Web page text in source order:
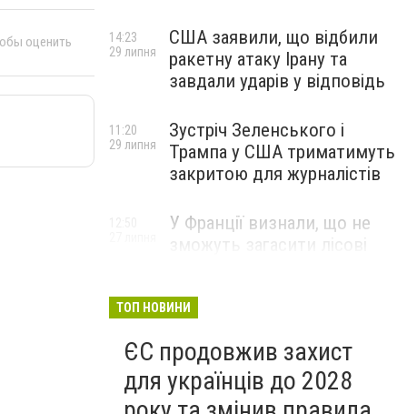
оценить
США заявили, що відбили
ракетну атаку Ірану та
завдали ударів у відповідь
14:23
29 липня
Зустріч Зеленського і
Трампа у США триматимуть
закритою для журналістів
11:20
29 липня
У Франції визнали, що не
ТОП НОВИНИ
ЄС продовжив захист
для українців до 2028